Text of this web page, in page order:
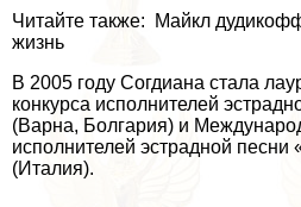
Читайте также: Майкл
жизнь
В 2005 году Согдиана стала
конкурса исполнителей
(Варна, Болгария) и
исполнителей эстрадной
(Италия).